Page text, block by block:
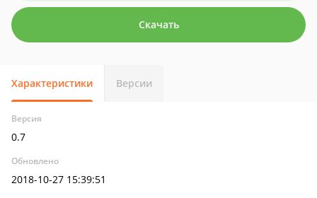
Скачать
Характеристики Версии
Версия
0.7
Обновлено
2018-10-27 15:39:51